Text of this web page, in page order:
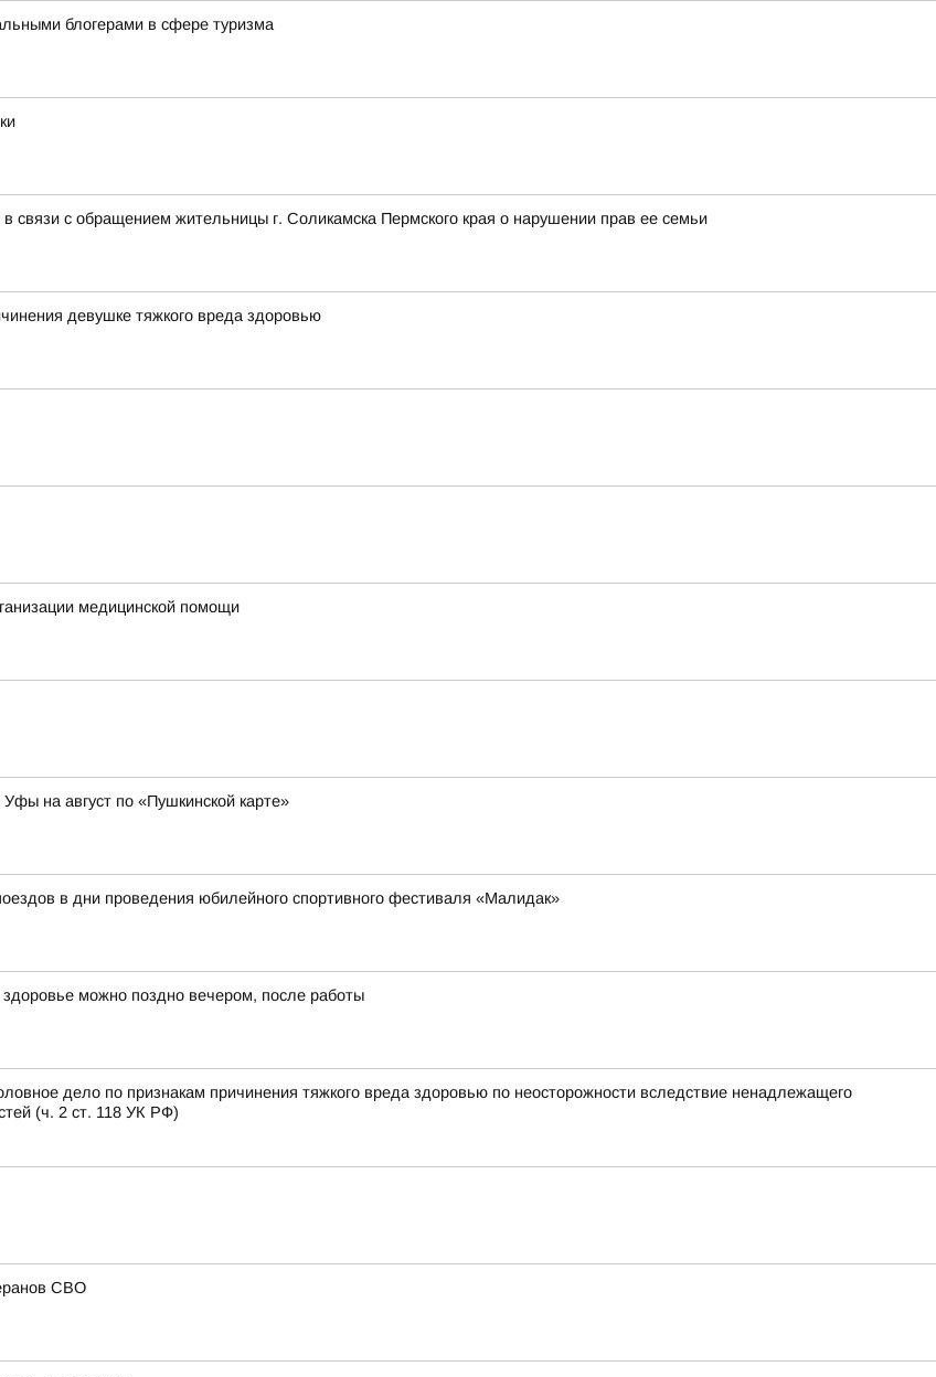
блогерами в сфере туризма
связи с обращением жительницы г. Соликамска Пермского края о нарушении прав ее семьи
девушке тяжкого вреда здоровью
медицинской помощи
на август по «Пушкинской карте»
в дни проведения юбилейного спортивного фестиваля «Малидак»
можно поздно вечером, после работы
дело по признакам причинения тяжкого вреда здоровью по неосторожности вследствие ненадлежащего
(ч. 2 ст. 118 УК РФ)
СВО